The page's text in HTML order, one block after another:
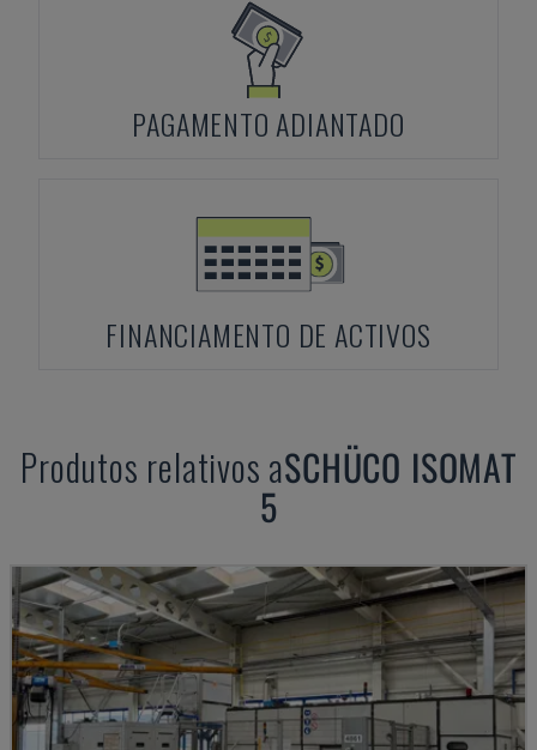
PAGAMENTO ADIANTADO
FINANCIAMENTO DE ACTIVOS
Produtos relativos aSCHÜCO ISOMAT
5